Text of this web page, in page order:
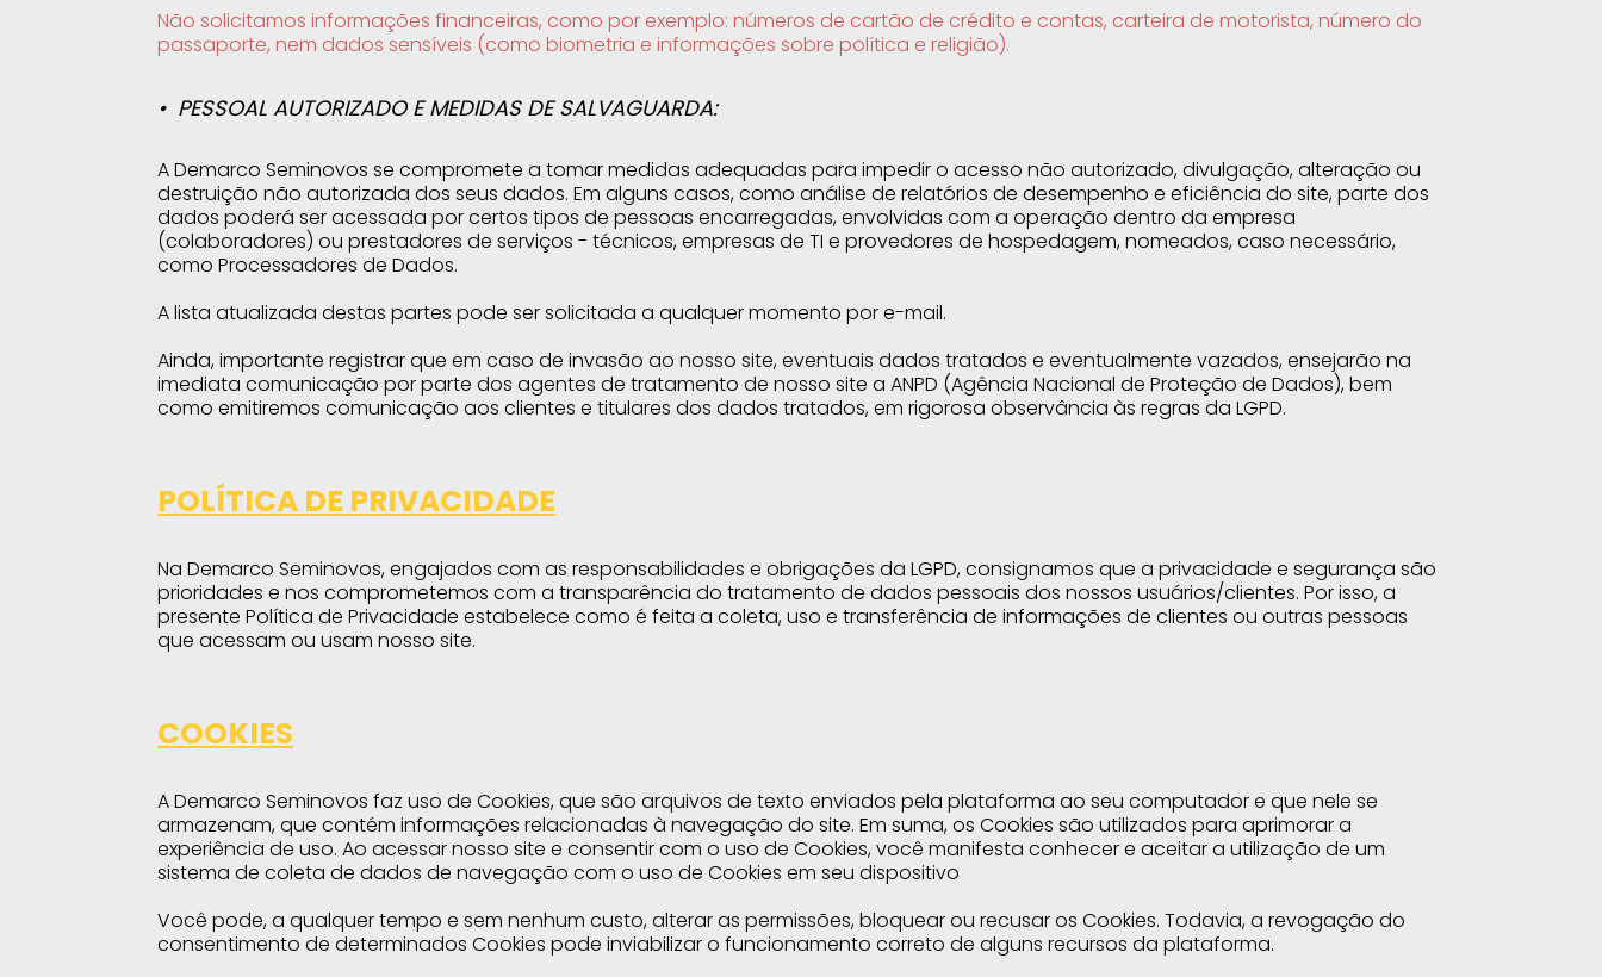
Não solicitamos informações financeiras, como por exemplo: números de cartão de crédito e contas, carteira de motorista, número do
passaporte, nem dados sensíveis (como biometria e informações sobre política e religião).
PESSOAL AUTORIZADO E MEDIDAS DE SALVAGUARDA:
A Demarco Seminovos se compromete a tomar medidas adequadas para impedir o acesso não autorizado, divulgação, alteração ou
destruição não autorizada dos seus dados. Em alguns casos, como análise de relatórios de desempenho e eficiência do site, parte dos
dados poderá ser acessada por certos tipos de pessoas encarregadas, envolvidas com a operação dentro da empresa
(colaboradores) ou prestadores de serviços - técnicos, empresas de TI e provedores de hospedagem, nomeados, caso necessário,
como Processadores de Dados.
A lista atualizada destas partes pode ser solicitada a qualquer momento por e-mail.
Ainda, importante registrar que em caso de invasão ao nosso site, eventuais dados tratados e eventualmente vazados, ensejarão na
imediata comunicação por parte dos agentes de tratamento de nosso site a ANPD (Agência Nacional de Proteção de Dados), bem
como emitiremos comunicação aos clientes e titulares dos dados tratados, em rigorosa observância às regras da LGPD.
POLÍTICA DE PRIVACIDADE
Na Demarco Seminovos, engajados com as responsabilidades e obrigações da LGPD, consignamos que a privacidade e segurança são
prioridades e nos comprometemos com a transparência do tratamento de dados pessoais dos nossos usuários/clientes. Por isso, a
presente Política de Privacidade estabelece como é feita a coleta, uso e transferência de informações de clientes ou outras pessoas
que acessam ou usam nosso site.
COOKIES
A Demarco Seminovos faz uso de Cookies, que são arquivos de texto enviados pela plataforma ao seu computador e que nele se
armazenam, que contém informações relacionadas à navegação do site. Em suma, os Cookies são utilizados para aprimorar a
experiência de uso. Ao acessar nosso site e consentir com o uso de Cookies, você manifesta conhecer e aceitar a utilização de um
sistema de coleta de dados de navegação com o uso de Cookies em seu dispositivo
Você pode, a qualquer tempo e sem nenhum custo, alterar as permissões, bloquear ou recusar os Cookies. Todavia, a revogação do
consentimento de determinados Cookies pode inviabilizar o funcionamento correto de alguns recursos da plataforma.